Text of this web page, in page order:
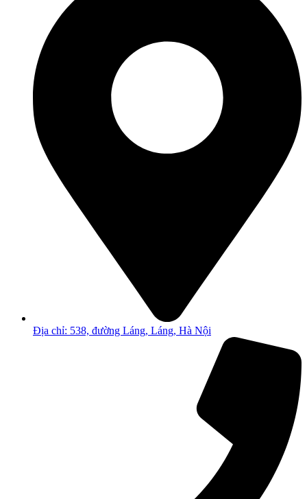
Địa chỉ: 538, đường Láng, Láng, Hà Nội